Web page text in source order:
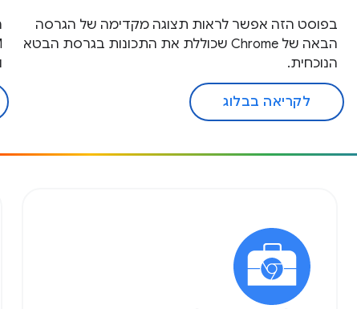
בפוסט הזה אפשר לראות תצוגה מקדימה של הגרסה
הבאה של Chrome שכוללת את התכונות בגרסת הבטא
הנוכחית.
לקריאה בבלוג